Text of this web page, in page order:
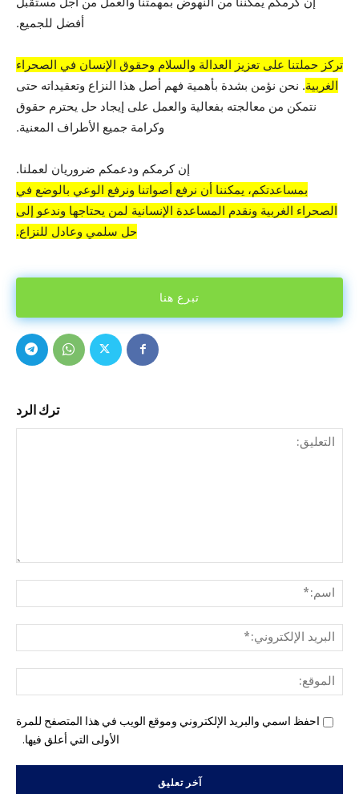
أفضل للجميع.
تركز حملتنا على تعزيز العدالة والسلام وحقوق الإنسان في الصحراء
الغربية. نحن نؤمن بشدة بأهمية فهم أصل هذا النزاع وتعقيداته حتى
نتمكن من معالجته بفعالية والعمل على إيجاد حل يحترم حقوق
وكرامة جميع الأطراف المعنية.
إن كرمكم ودعمكم ضروريان لعملنا.
بمساعدتكم، يمكننا أن نرفع أصواتنا ونرفع الوعي بالوضع في
الصحراء الغربية ونقدم المساعدة الإنسانية لمن يحتاجها وندعو إلى
حل سلمي وعادل للنزاع.
تبرع هنا
ترك الرد
احفظ اسمي والبريد الإلكتروني وموقع الويب في هذا المتصفح للمرة
الأولى التي أعلق فيها.